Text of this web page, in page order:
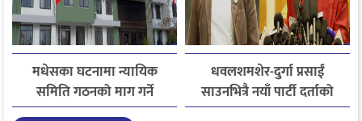
मधेसका घटनामा न्यायिक
समिति गठनको माग गर्ने
कांग्रेसको निर्णय
धवलशमशेर-दुर्गा प्रसाईं
साउनभित्रै नयाँ पार्टी दर्ताको
तयारीमा, राजसंस्था र हिन्दुराष्ट्र